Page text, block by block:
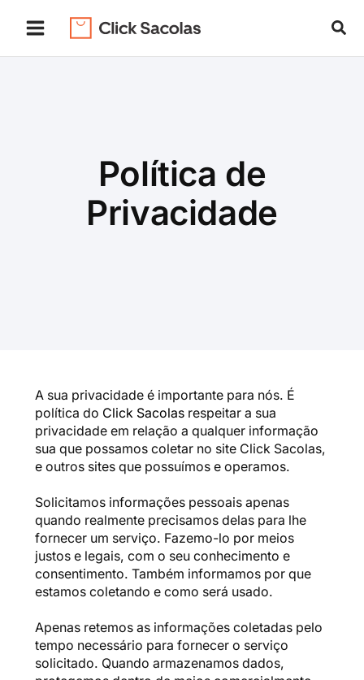
Política de
Privacidade
A sua privacidade é importante para nós. É
política do Click Sacolasrespeitar a sua
privacidade em relação a qualquer informação
sua que possamos coletar no site Click Sacolas,
e outros sites que possuímos e operamos.
Solicitamos informações pessoais apenas
quando realmente precisamos delas para lhe
fornecer um serviço. Fazemo-lo por meios
justos e legais, com o seu conhecimento e
consentimento. Também informamos por que
estamos coletando e como será usado.
Apenas retemos as informações coletadas pelo
tempo necessário para fornecer o serviço
solicitado. Quando armazenamos dados,